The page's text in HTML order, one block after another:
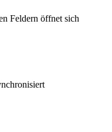
Feldern öffnet sich